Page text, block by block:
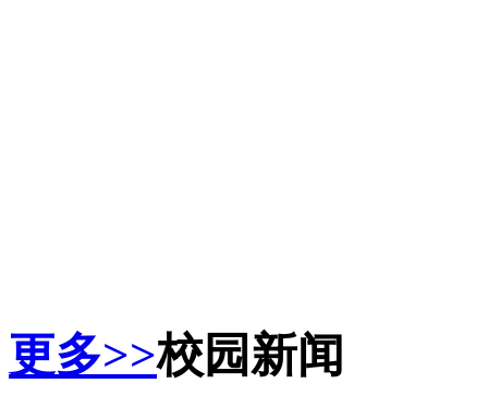
更多>>校园新闻